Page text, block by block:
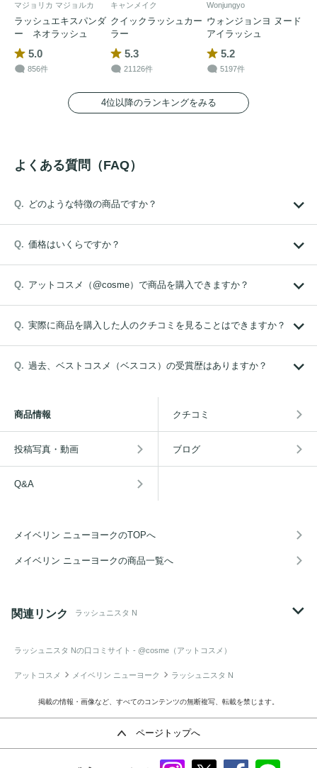
マジョリカ マジョルカ
ラッシュエキスパンダ
ー ネオラッシュ
5.0
856件
キャンメイク
クイックラッシュカー
ラー
5.3
21126件
Wonjungyo
ウォンジョンヨ ヌード
アイラッシュ
5.2
5197件
4位以降のランキングをみる
よくある質問（FAQ）
どのような特徴の商品ですか？
価格はいくらですか？
アットコスメ（@cosme）で商品を購入できますか？
実際に商品を購入した人のクチコミを見ることはできますか？
過去、ベストコスメ（ベスコス）の受賞歴はありますか？
商品情報 クチコミ
投稿写真・動画 ブログ
Q&A
メイベリン ニューヨークのTOPへ
メイベリン ニューヨークの商品一覧へ
関連リンク ラッシュニスタ N
ラッシュニスタ Nの口コミサイト - @cosme（アットコスメ）
アットコスメ メイベリン ニューヨーク ラッシュニスタ N
掲載の情報・画像など、すべてのコンテンツの無断複写、転載を禁じます。
ページトップへ